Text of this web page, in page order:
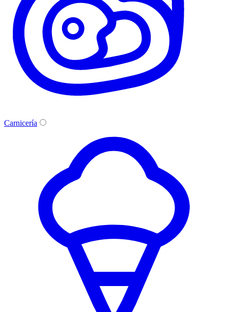
Carnicería